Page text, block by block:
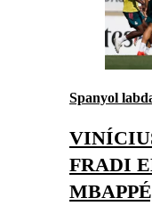
Spanyol
FRADI